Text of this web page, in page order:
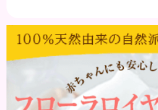
も違いますし、症状や種類によ
はどんな病気なのか、よりも、
のやしこりがあるのかを解説い
存知の方もいらっしゃるかと思
う、と読みます。これは表皮や
す。表皮は0.2mmほ...